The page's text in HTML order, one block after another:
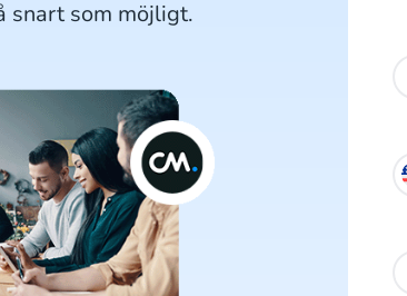
snart som möjligt.